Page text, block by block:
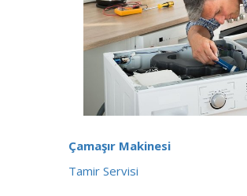
Çamaşır Makinesi
Tamir Servisi